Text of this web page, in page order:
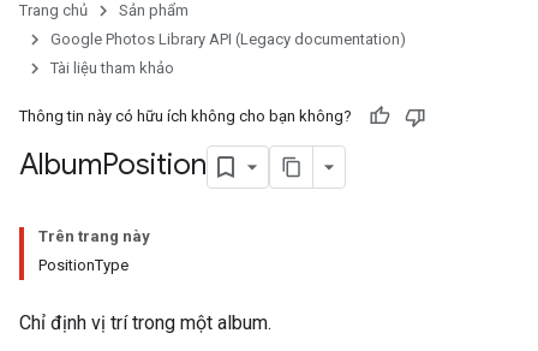
Trang chủ
Sản phẩm
Google Photos Library API (Legacy documentation)
Tài liệu tham khảo
Thông tin này có hữu ích không cho bạn không?
AlbumPosition
Trên trang này
PositionType
Chỉ định vị trí trong một album.